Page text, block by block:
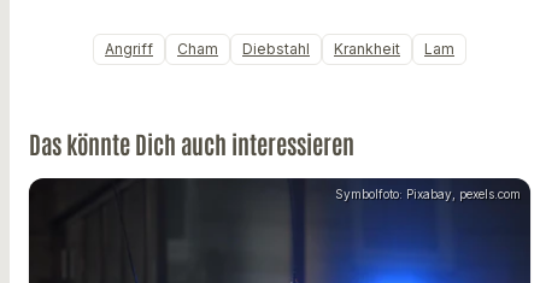
Angriff Cham Diebstahl Krankheit Lam
Das könnte Dich auch interessieren
Symbolfoto: Pixabay, pexels.com